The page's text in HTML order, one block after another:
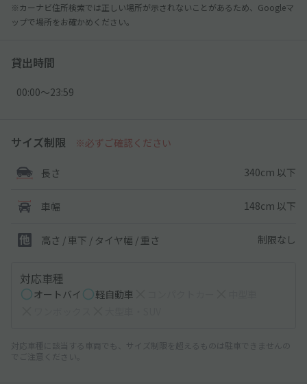
※カーナビ住所検索では正しい場所が示されないことがあるため、Googleマ
ップで場所をお確かめください。
貸出時間
00:00〜23:59
サイズ制限 ※必ずご確認ください
長さ 340cm 以下
車幅 148cm 以下
高さ / 車下 / タイヤ幅 / 重さ 制限なし
対応車種
オートバイ 軽自動車
対応車種に該当する車両でも、サイズ制限を超えるものは駐車できませんの
でご注意ください。